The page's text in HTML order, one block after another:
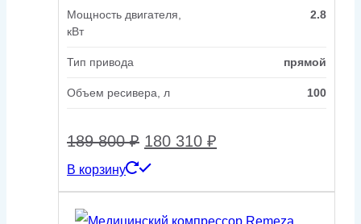
Мощность двигателя,
кВт
2.8
Тип привода прямой
Объем ресивера, л 100
189 800₽ Первоначальная
цена
180 310 ₽
В корзину